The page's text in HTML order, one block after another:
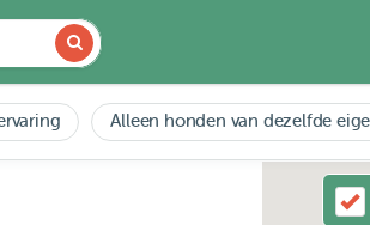
Alleen honden van dezelfde